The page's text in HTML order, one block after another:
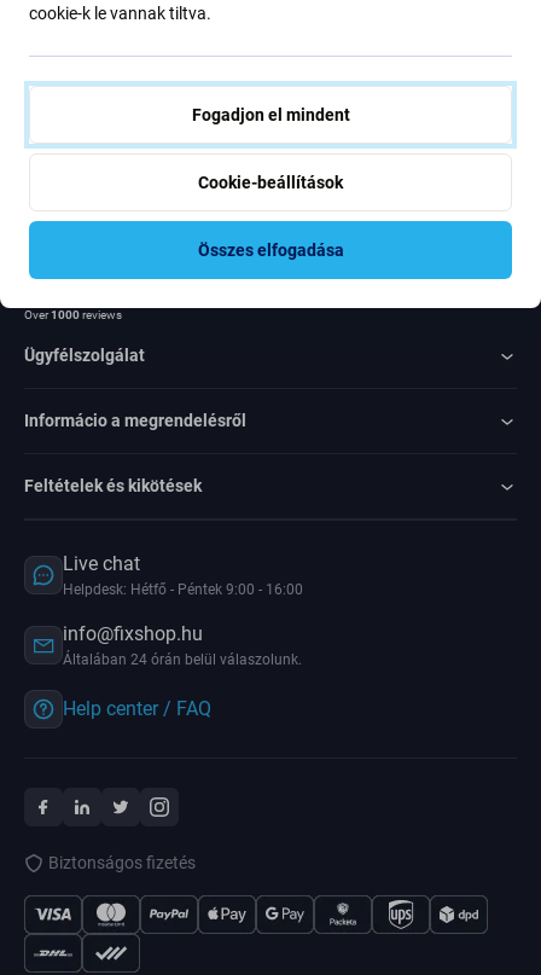
Egyetértek azzal, hogy híreket kapjak
Over1000reviews
Ügyfélszolgálat
Informácio a megrendelésről
Feltételek és kikötések
Live chat
Helpdesk: Hétfő - Péntek 9:00 - 16:00
info@fixshop.hu
Általában 24 órán belül válaszolunk.
Help center / FAQ
Biztonságos fizetés
cookie-k le vannak tiltva.
Fogadjon el mindent
Cookie-beállítások
Összes elfogadása